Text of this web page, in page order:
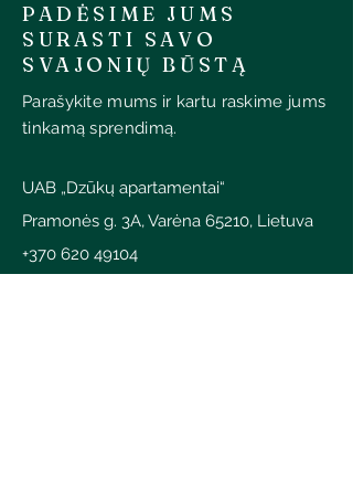
PADĖSIME JUMS
SURASTI SAVO
SVAJONIŲ BŪSTĄ
Parašykite mums ir kartu raskime jums
tinkamą sprendimą.
UAB „Dzūkų apartamentai“
Pramonės g. 3A, Varėna 65210, Lietuva
+370 620 49104